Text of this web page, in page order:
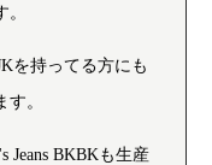
を持ってる方にも
。
Jeans BKBKも生産